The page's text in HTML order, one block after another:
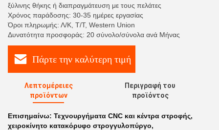
ξύλινης θήκης ή διαπραγμάτευση με τους πελάτες
Χρόνος παράδοσης: 30-35 ημέρες εργασίας
Όροι πληρωμής: Λ/Κ, Τ/Τ, Western Union
Δυνατότητα προσφοράς: 20 σύνολο/σύνολα ανά Μήνας
Πάρτε την καλύτερη τιμή
Λεπτομέρειες
προϊόντων
Περιγραφή του
προϊόντος
Επισημαίνω: Τεχνουργήματα CNC και κέντρα στροφής,
χειροκίνητο κατακόρυφο στρογγυλοπύργο,